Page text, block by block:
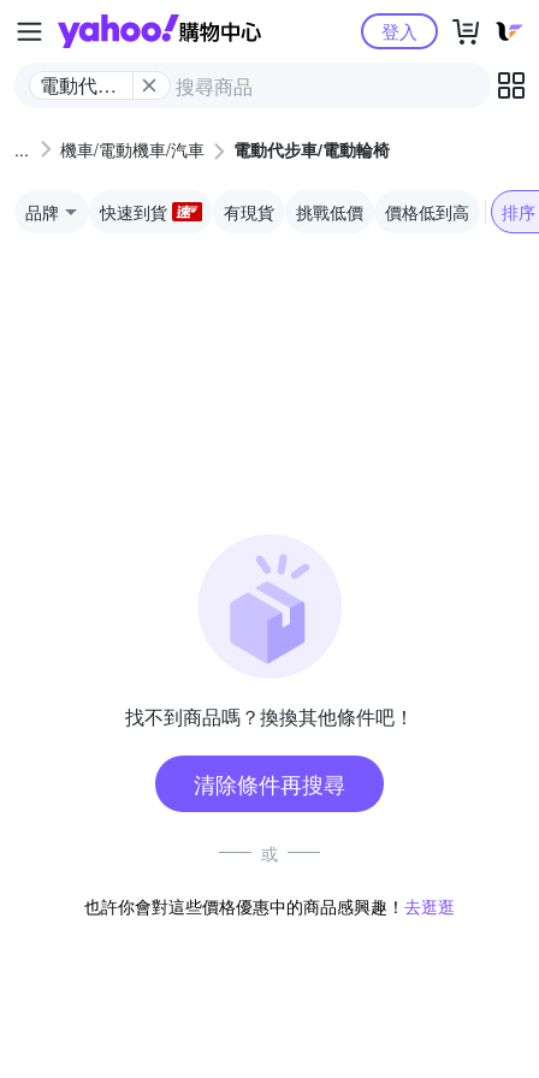
Yahoo購物中心
電動代步
椅
登入
機車/電動機車/汽車 電動代步車/電動輪椅
品牌 快速到貨 有現貨 挑戰低價 價格低到高 排序
找不到商品嗎？換換其他條件吧！
清除條件再搜尋
或
也許你會對這些價格優惠中的商品感興趣！ 去逛逛